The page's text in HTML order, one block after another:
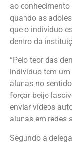
ao
quando as
que o indivíduo
dentro da
“Pelo teor das
indivíduo tem
alunas no
forçar beijo
enviar vídeos
alunas em redes
Segundo a